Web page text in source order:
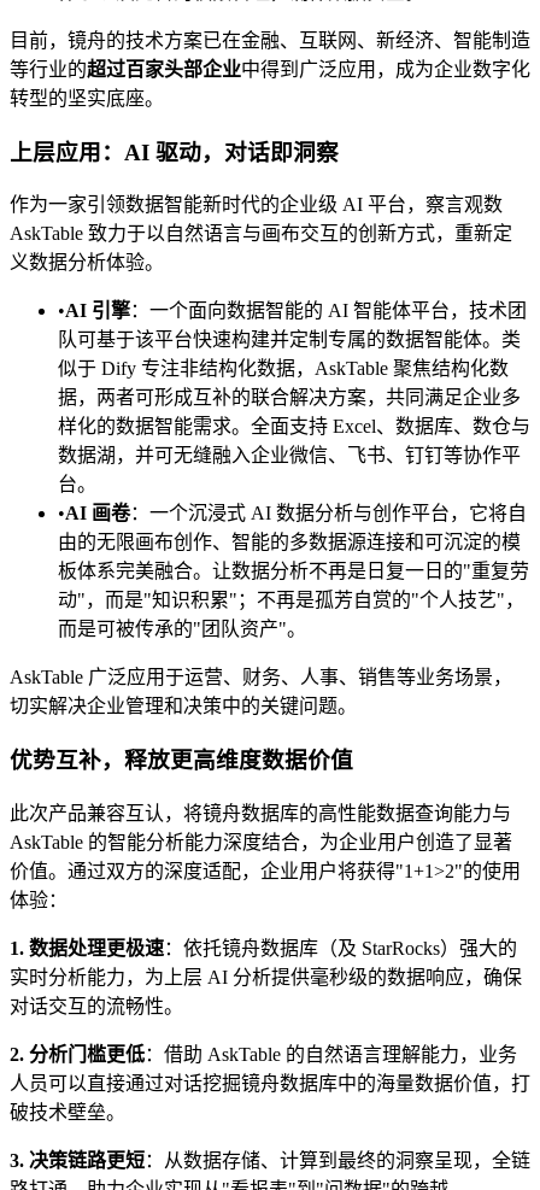
目前，镜舟的技术方案已在金融、互联网、新经济、智能制造
等行业的超过百家头部企业中得到广泛应用，成为企业数字化
转型的坚实底座。
上层应用：AI 驱动，对话即洞察
作为一家引领数据智能新时代的企业级 AI 平台，察言观数
AskTable 致力于以自然语言与画布交互的创新方式，重新定
义数据分析体验。
•AI 引擎：一个面向数据智能的 AI 智能体平台，技术团
队可基于该平台快速构建并定制专属的数据智能体。类
似于 Dify 专注非结构化数据，AskTable 聚焦结构化数
据，两者可形成互补的联合解决方案，共同满足企业多
样化的数据智能需求。全面支持 Excel、数据库、数仓与
数据湖，并可无缝融入企业微信、飞书、钉钉等协作平
台。
•AI 画卷：一个沉浸式 AI 数据分析与创作平台，它将自
由的无限画布创作、智能的多数据源连接和可沉淀的模
板体系完美融合。让数据分析不再是日复一日的"重复劳
动"，而是"知识积累"；不再是孤芳自赏的"个人技艺"，
而是可被传承的"团队资产"。
AskTable 广泛应用于运营、财务、人事、销售等业务场景，
切实解决企业管理和决策中的关键问题。
优势互补，释放更高维度数据价值
此次产品兼容互认，将镜舟数据库的高性能数据查询能力与
AskTable 的智能分析能力深度结合，为企业用户创造了显著
价值。通过双方的深度适配，企业用户将获得"1+1>2"的使用
体验：
1. 数据处理更极速：依托镜舟数据库（及 StarRocks）强大的
实时分析能力，为上层 AI 分析提供毫秒级的数据响应，确保
对话交互的流畅性。
2. 分析门槛更低：借助 AskTable 的自然语言理解能力，业务
人员可以直接通过对话挖掘镜舟数据库中的海量数据价值，打
破技术壁垒。
3. 决策链路更短：从数据存储、计算到最终的洞察呈现，全链